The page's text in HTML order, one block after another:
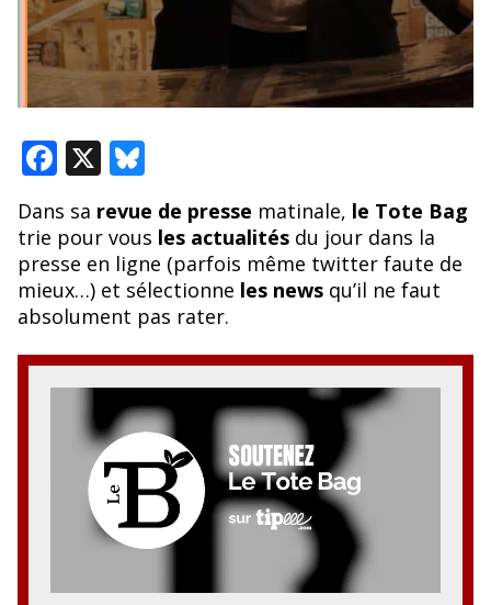
F
e
b
o
o
k
X Bl
u
e
sk
y
Dans sa revue de presse matinale, le Tote Bag
trie pour vous les actualitésdu jour dans la
presse en ligne (parfois même twitter faute de
mieux…) et sélectionne les newsqu’il ne faut
absolument pas rater.